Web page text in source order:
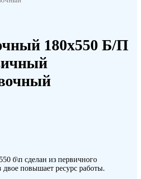
180х550 Б/П
б\п сделан из первичного
повышает ресурс работы.